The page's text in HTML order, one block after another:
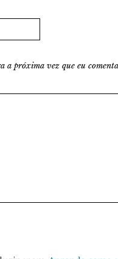
a próxima vez que eu